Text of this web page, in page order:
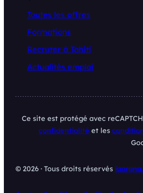
Toutes les offres
Formations
Recruter à Tahiti
Actualités emploi
Ce site est protégé avec
confidentialité et les
© 2026 · Tous droits réservés